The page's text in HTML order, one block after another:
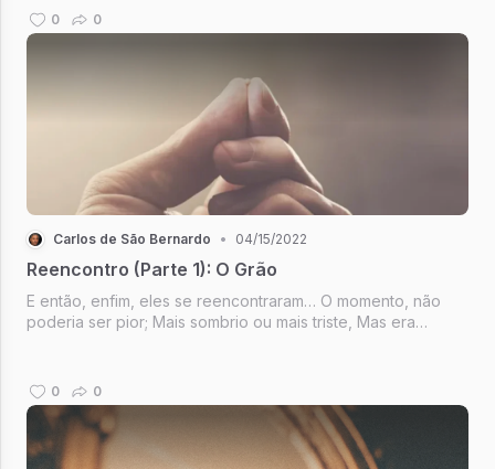
0 0
Carlos de São Bernardo • 04/15/2022
Reencontro (Parte 1): O Grão
E então, enfim, eles se reencontraram… O momento, não
poderia ser pior; Mais sombrio ou mais triste, Mas era
0 0